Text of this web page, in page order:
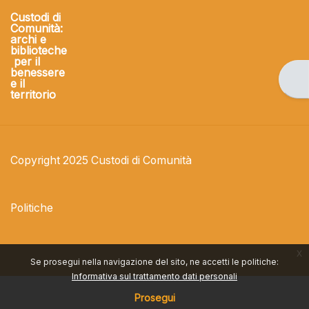
Se prosegui nella navigazione del sito, ne accetti le politiche:
Informativa sul trattamento dati personali
Prosegui
x
Custodi di
Comunità:
archi e
biblioteche
per il
benessere
e il
territorio
Copyright 2025 Custodi di Comunità
Politiche